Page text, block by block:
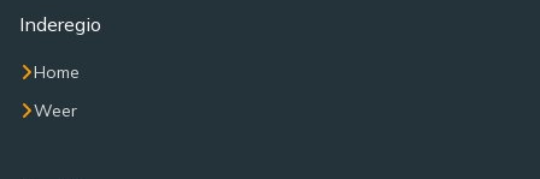
Inderegio
Home
Weer